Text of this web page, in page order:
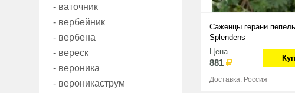
- ваточник
- вербейник
- вербена
- вереск
- вероника
- вероникаструм
Саженцы герани
Splendens
Цена
881
Доставка: Россия